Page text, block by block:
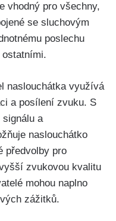
vhodný pro všechny,
se sluchovým
poslechu
naslouchátka využívá
a posílení zvuku. S
a
naslouchátko
předvolby pro
zvukovou kvalitu
mohou naplno
zážitků.